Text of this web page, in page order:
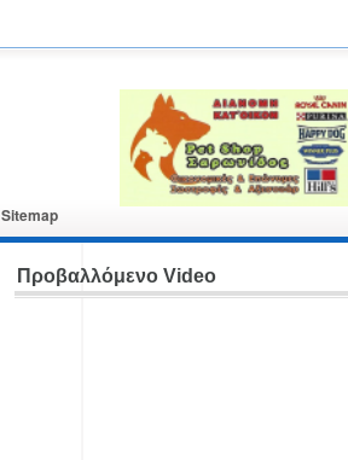
Sitemap
Προβαλλόμενο Video